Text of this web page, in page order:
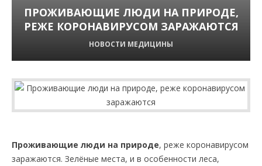
ПРОЖИВАЮЩИЕ ЛЮДИ НА ПРИРОДЕ,
РЕЖЕ КОРОНАВИРУСОМ ЗАРАЖАЮТСЯ
НОВОСТИ МЕДИЦИНЫ
Проживающие люди на природе, реже коронавирусом
заражаются. Зелёные места, и в особенности леса,